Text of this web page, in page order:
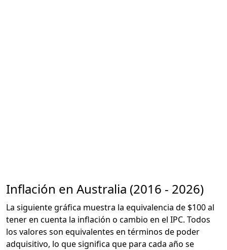
Inflación en Australia (2016 - 2026)
La siguiente gráfica muestra la equivalencia de $100 al
tener en cuenta la inflación o cambio en el IPC. Todos
los valores son equivalentes en términos de poder
adquisitivo, lo que significa que para cada año se